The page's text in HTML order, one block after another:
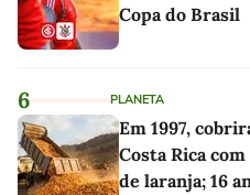
Copa do Brasil
6 PLANETA
Em 1997,
Costa Rica
de laranja; 16